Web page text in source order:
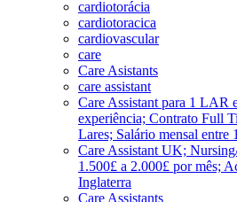
cardiotorácia
cardiotoracica
cardiovascular
care
Care Asistants
care assistant
Care Assistant para 1 LAR
experiência; Contrato Full
Lares; Salário mensal entre
Care Assistant UK;
1.500£ a 2.000£ por mês;
Inglaterra
Care Assistants